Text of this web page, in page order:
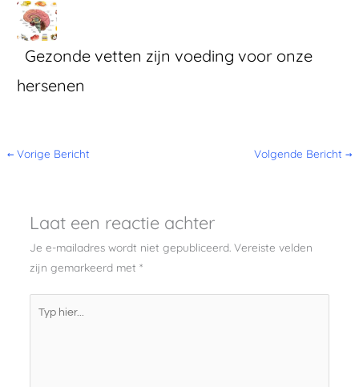
Gezonde vetten zijn voeding voor onze
hersenen
← Vorige Bericht Volgende Bericht →
Laat een reactie achter
Je e-mailadres wordt niet gepubliceerd. Vereiste velden
zijn gemarkeerd met *